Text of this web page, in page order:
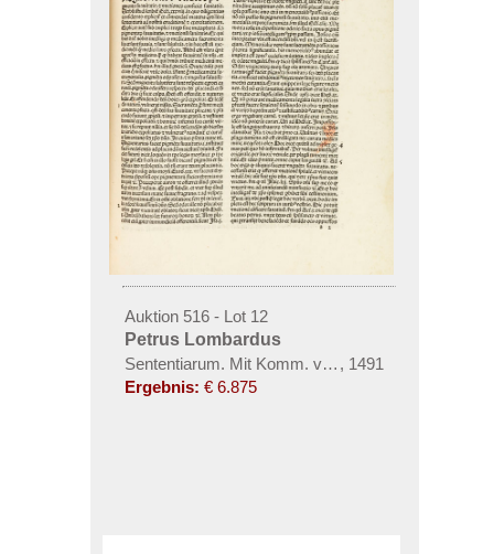
Auktion 516 - Lot 12
Petrus Lombardus
Sententiarum. Mit Komm. von Bonaventura. 2 in 1
, 1491
Ergebnis: € 6.875